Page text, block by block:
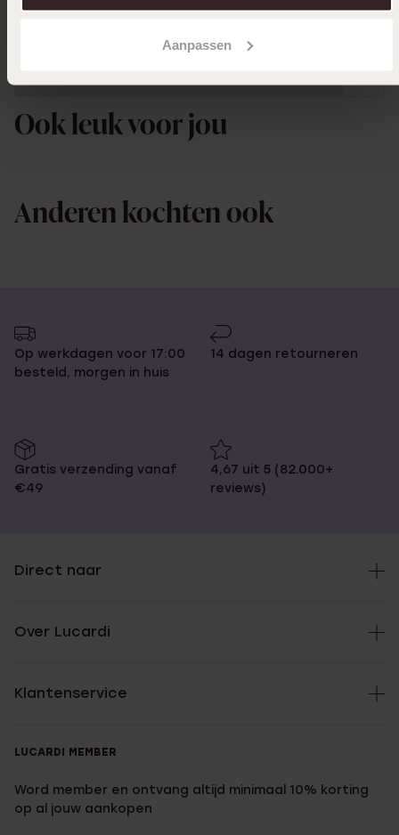
Aanpassen
Ook leuk voor jou
Anderen kochten ook
Op werkdagen voor 17:00
besteld, morgen in huis
14 dagen retourneren
Gratis verzending vanaf
€49
4,67 uit 5 (82.000+
reviews)
Direct naar
Over Lucardi
Klantenservice
LUCARDI MEMBER
Word member en ontvang altijd minimaal 10% korting
op al jouw aankopen